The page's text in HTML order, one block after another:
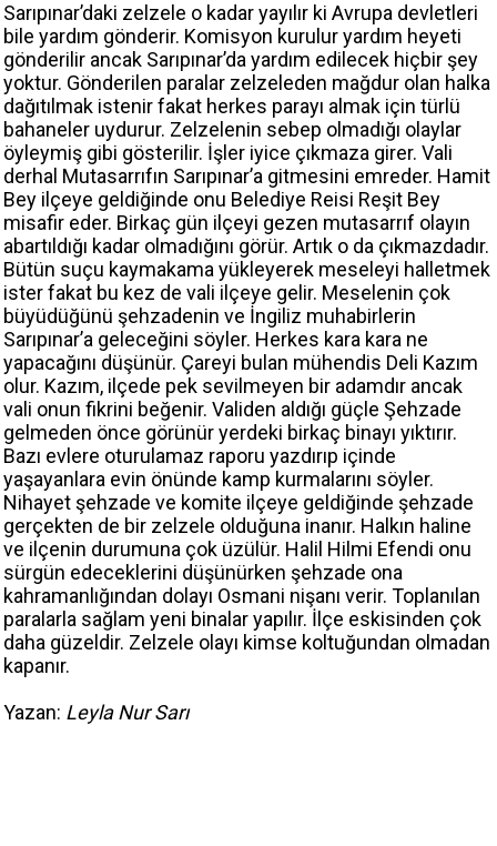
Sarıpınar’daki zelzele o kadar yayılır ki Avrupa devletleri
bile yardım gönderir. Komisyon kurulur yardım heyeti
gönderilir ancak Sarıpınar’da yardım edilecek hiçbir şey
yoktur. Gönderilen paralar zelzeleden mağdur olan halka
dağıtılmak istenir fakat herkes parayı almak için türlü
bahaneler uydurur. Zelzelenin sebep olmadığı olaylar
öyleymiş gibi gösterilir. İşler iyice çıkmaza girer. Vali
derhal Mutasarrıfın Sarıpınar’a gitmesini emreder. Hamit
Bey ilçeye geldiğinde onu Belediye Reisi Reşit Bey
misafir eder. Birkaç gün ilçeyi gezen mutasarrıf olayın
abartıldığı kadar olmadığını görür. Artık o da çıkmazdadır.
Bütün suçu kaymakama yükleyerek meseleyi halletmek
ister fakat bu kez de vali ilçeye gelir. Meselenin çok
büyüdüğünü şehzadenin ve İngiliz muhabirlerin
Sarıpınar’a geleceğini söyler. Herkes kara kara ne
yapacağını düşünür. Çareyi bulan mühendis Deli Kazım
olur. Kazım, ilçede pek sevilmeyen bir adamdır ancak
vali onun fikrini beğenir. Validen aldığı güçle Şehzade
gelmeden önce görünür yerdeki birkaç binayı yıktırır.
Bazı evlere oturulamaz raporu yazdırıp içinde
yaşayanlara evin önünde kamp kurmalarını söyler.
Nihayet şehzade ve komite ilçeye geldiğinde şehzade
gerçekten de bir zelzele olduğuna inanır. Halkın haline
ve ilçenin durumuna çok üzülür. Halil Hilmi Efendi onu
sürgün edeceklerini düşünürken şehzade ona
kahramanlığından dolayı Osmani nişanı verir. Toplanılan
paralarla sağlam yeni binalar yapılır. İlçe eskisinden çok
daha güzeldir. Zelzele olayı kimse koltuğundan olmadan
kapanır.
Yazan: Leyla Nur Sarı